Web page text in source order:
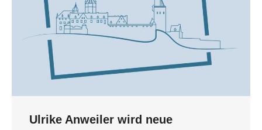
Ulrike Anweiler wird neue